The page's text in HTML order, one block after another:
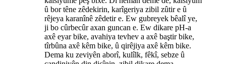
û bor têne zêdekirin, karîgeriya zibil zûtir e û
rêjeya karanînê zêdetir e. Ew gubreyek bêalî ye,
ji bo cûrbecûr axan guncan e. Ew dikare pH-a
axê eyar bike, avahiya tevhev a axê baştir bike,
tîrbûna axê kêm bike, û qirêjiya axê kêm bike.
Dema ku zeviyên aborî, kulîlk, fêkî, sebze û